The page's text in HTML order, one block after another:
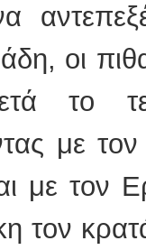
οι
μετά
με
με τον
τον